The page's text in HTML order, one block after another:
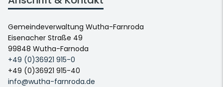
Gemeindeverwaltung Wutha-Farnroda
Eisenacher Straße 49
99848 Wutha-Farnoda
+49 (0)36921 915-0
+49 (0)36921 915-40
info@wutha-farnroda.de